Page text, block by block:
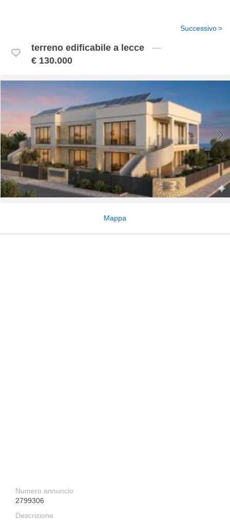
terreno edificabile a lecce
€ 130.000
Successivo
Mappa
Numero annuncio
2799306
Descrizione